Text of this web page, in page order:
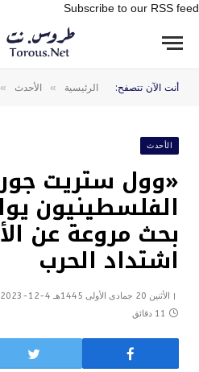
Subscribe to our RSS feed
أنت الآن تتصفح: الرئيسية » الأحدث »
الأحدث
«وول ستريت
الفلسطينيون
بحث مروعة عن
اشتداد الحرب
الأثنين 20 جمادى الأولى 1445هـ 4-12-2023م
11 دقائق